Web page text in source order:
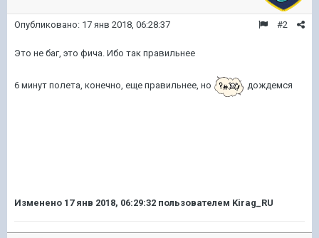
#2
Опубликовано: 17 янв 2018, 06:28:37
Это не баг, это фича. Ибо так правильнее
6 минут полета, конечно, еще правильнее, но дождемся
Изменено 17 янв 2018, 06:29:32 пользователем Kirag_RU